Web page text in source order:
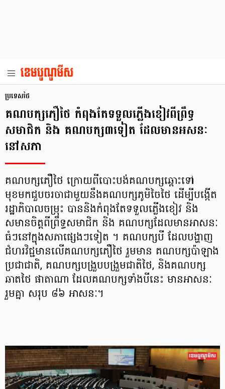
ប្រទេសថៃ
គណបក្សភឿថៃ កំពុងតែទទួលភ្លើងខៀវពីព្រឹទ្ធ
សមាជិក និង គណបក្ស៣ទៀត ដែលមានអសនៈ
នៅសភា
គណបក្សភឿថៃ ក្រោយពីបោះបង់គណបក្សឆ្ពោះទៅ
មុខមកជួបចរចាជាមួយនឹងគណបក្សភូមិចៃថៃ ដើម្បីបង្កើត
រដ្ឋាភិបាលចម្រុះ បាននិងកំពុងតែទទួលភ្លើងខៀវ និង
សមានចិត្តពីព្រឹទ្ធសមាជិក និង គណបក្សដែលមានអាសនៈ
ធំៗនៅក្នុងសភាផ្សេងៗទៀត ។ គណបក្សបី ដែលបង្ហាញ
ជំហរវិជ្ជមានលើគណបក្សភឿថៃ រួមមាន គណបក្សប៉ាឡាង
ប្រជាជាតិ, គណបក្សបង្រួបបង្រួមជាតិថៃ, និងគណបក្ស
ឆាតថៃ ផាតាណា ដែលគណបក្សទាំងបីនេះ មានអាសនៈ
រួមគ្នា សរុប ៨៦ អាសនៈ។